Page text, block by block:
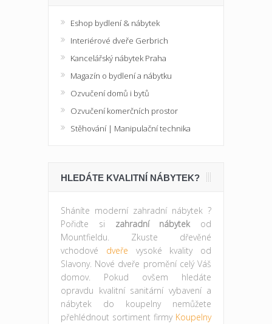
Eshop bydlení & nábytek
Interiérové dveře Gerbrich
Kancelářský nábytek Praha
Magazín o bydlení a nábytku
Ozvučení domů i bytů
Ozvučení komerčních prostor
Stěhování | Manipulační technika
HLEDÁTE KVALITNÍ NÁBYTEK?
Sháníte moderní zahradní nábytek ?
Pořiďte si zahradní nábytekod
Mountfieldu. Zkuste dřevěné
vchodové dveře vysoké kvality od
Slavony. Nové dveře promění celý Váš
domov. Pokud ovšem hledáte
opravdu kvalitní sanitární vybavení a
nábytek do koupelny nemůžete
přehlédnout sortiment firmy Koupelny